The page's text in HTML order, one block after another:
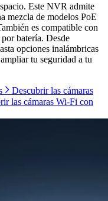
Este NVR admite
mezcla de modelos PoE
es compatible con
batería. Desde
opciones inalámbricas
tu seguridad a tu
Descubrir las cámaras
las cámaras Wi-Fi con